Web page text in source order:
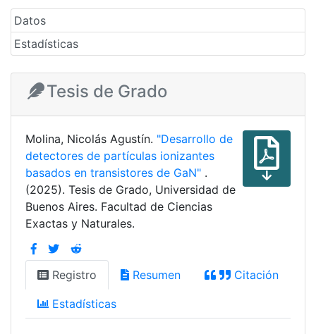
Datos
Estadísticas
Tesis de Grado
Molina, Nicolás Agustín. "Desarrollo de
detectores de partículas ionizantes
basados en transistores de GaN" .
(2025). Tesis de Grado, Universidad de
Buenos Aires. Facultad de Ciencias
Exactas y Naturales.
Registro Resumen Citación
Estadísticas